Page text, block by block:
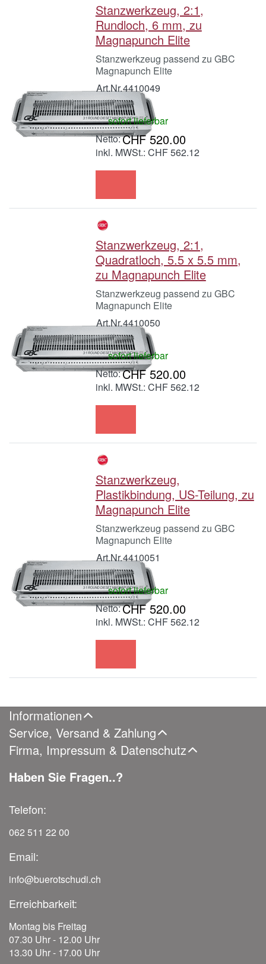
Stanzwerkzeug, 2:1,
Rundloch, 6 mm, zu
Magnapunch Elite
Stanzwerkzeug passend zu GBC
Magnapunch Elite
Art.Nr.4410049
sofort lieferbar
CHF 520.00
inkl. MWSt.: CHF 562.12
Stanzwerkzeug, 2:1,
Quadratloch, 5.5 x 5.5 mm,
zu Magnapunch Elite
Stanzwerkzeug passend zu GBC
Magnapunch Elite
Art.Nr.4410050
sofort lieferbar
CHF 520.00
inkl. MWSt.: CHF 562.12
Stanzwerkzeug,
Plastikbindung, US-Teilung, zu
Magnapunch Elite
Stanzwerkzeug passend zu GBC
Magnapunch Elite
Art.Nr.4410051
sofort lieferbar
CHF 520.00
inkl. MWSt.: CHF 562.12
Informationen
Service, Versand & Zahlung
Firma, Impressum & Datenschutz
Haben Sie Fragen..?
Telefon:
062 511 22 00
Email:
info@buerotschudi.ch
Erreichbarkeit:
Montag bis Freitag
07.30 Uhr - 12.00 Uhr
13.30 Uhr - 17.00 Uhr